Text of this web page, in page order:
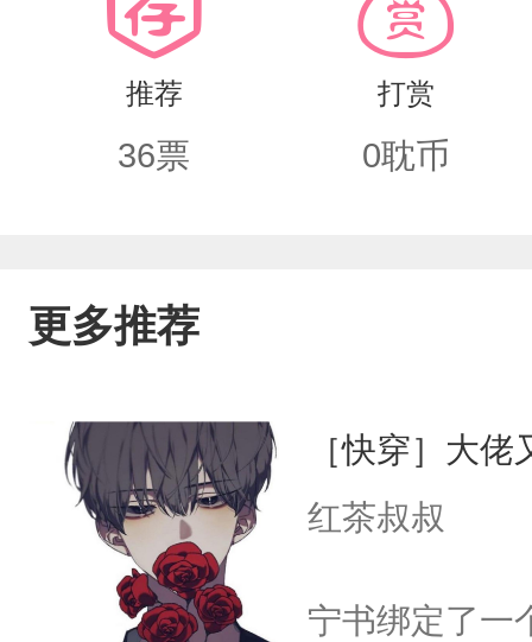
推荐
36票
打赏
0耽币
更多推荐
［快穿］大
红茶叔叔
宁书绑定了一